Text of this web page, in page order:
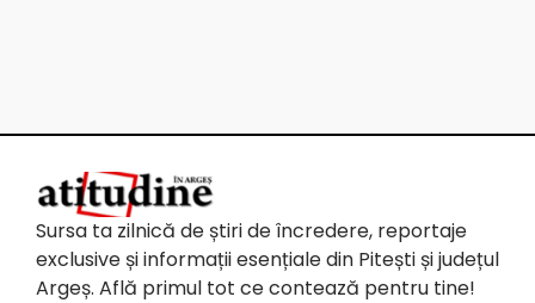
Sursa ta zilnică de știri de încredere, reportaje
exclusive și informații esențiale din Pitești și județul
Argeș. Află primul tot ce contează pentru tine!